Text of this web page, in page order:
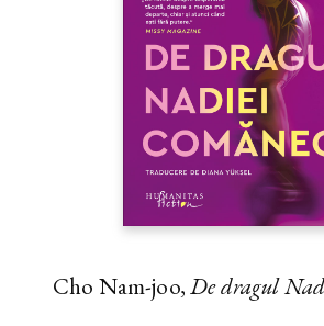
Cho Nam-joo,De dragul